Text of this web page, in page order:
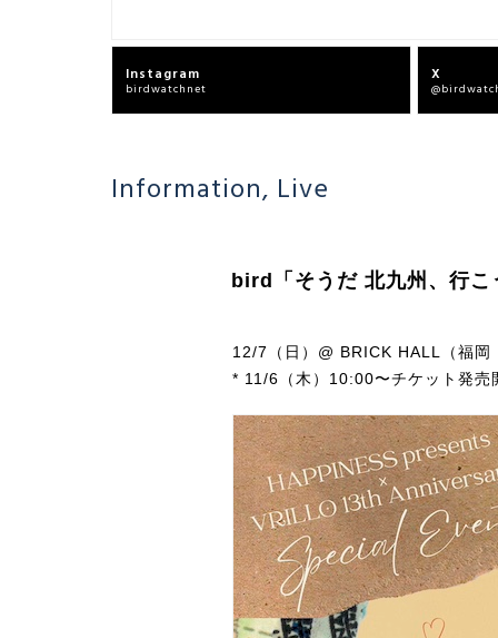
Instagram
birdwatchnet
X
Information, Live
bird「そうだ 北九州、行
12/7（日）@ BRICK HALL（福岡
* 11/6（木）10:00〜チケット発売